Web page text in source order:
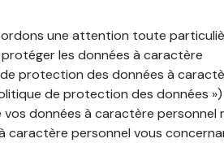
une attention toute
les données à caractère
protection des données à
de protection des données »)
données à caractère personnel
caractère personnel vous